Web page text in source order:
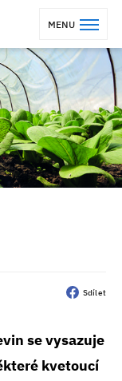
MENU
Sdílet
se vysazuje
kvetoucí